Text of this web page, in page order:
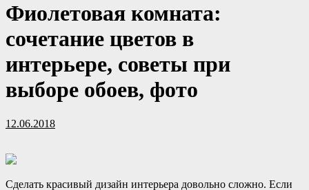
Фиолетовая комната:
сочетание цветов в
интерьере, советы при
выборе обоев, фото
12.06.2018
Сделать красивый дизайн интерьера довольно сложно. Если